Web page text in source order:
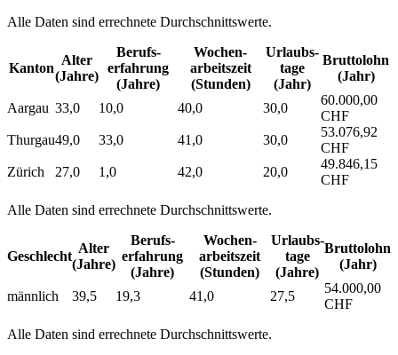
Alle Daten sind errechnete Durchschnittswerte.
Kanton
Alter
(Jahre)
Berufs­
erfahrung
(Jahre)
Wochen­
arbeitszeit
(Stunden)
Urlaubs­
tage
(Jahr)
Bruttolohn
(Jahr)
Aargau 33,0 10,0 40,0 30,0
60.000,00
CHF
Thurgau49,0 33,0 41,0 30,0
53.076,92
CHF
Zürich
27,0 1,0 42,0 20,0
49.846,15
CHF
Alle Daten sind errechnete Durchschnittswerte.
Geschlecht
Alter
(Jahre)
Berufs­
erfahrung
(Jahre)
Wochen­
arbeitszeit
(Stunden)
Urlaubs­
tage
(Jahre)
Bruttolohn
(Jahr)
männlich 39,5 19,3 41,0 27,5
54.000,00
CHF
Alle Daten sind errechnete Durchschnittswerte.